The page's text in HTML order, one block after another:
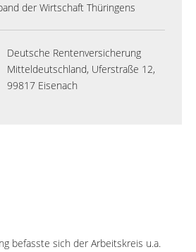
der Wirtschaft Thüringens
Deutsche Rentenversicherung
Mitteldeutschland, Uferstraße 12,
99817 Eisenach
befasste sich der Arbeitskreis u.a.